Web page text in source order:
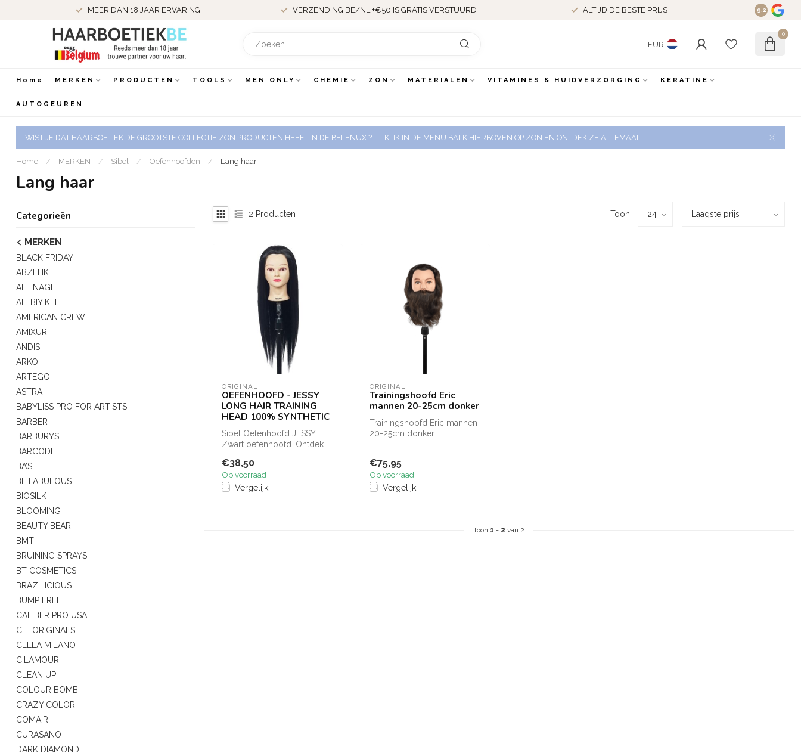
MEER DAN 18 JAAR ERVARING VERZENDING BE/NL +€50 IS GRATIS VERSTUURD ALTIJD DE BESTE PRIJS 9.2
EUR
0
Home MERKEN PRODUCTEN TOOLS MEN ONLY CHEMIE ZON MATERIALEN VITAMINES & HUIDVERZORGING KERATINE
AUTOGEUREN
WIST JE DAT HAARBOETIEK DE GROOTSTE COLLECTIE ZON PRODUCTEN HEEFT IN DE BELENUX ? ..... KLIK IN DE MENU BALK HIERBOVEN OP ZON EN ONTDEK ZE ALLEMAAL
Home / MERKEN / Sibel / Oefenhoofden / Lang haar
Lang haar
Categorieën
MERKEN
BLACK FRIDAY
ABZEHK
AFFINAGE
ALI BIYIKLI
AMERICAN CREW
AMIXUR
ANDIS
ARKO
ARTEGO
ASTRA
BABYLISS PRO FOR ARTISTS
BARBER
BARBURYS
BARCODE
BA’SIL
BE FABULOUS
BIOSILK
BLOOMING
BEAUTY BEAR
BMT
BRUINING SPRAYS
BT COSMETICS
BRAZILICIOUS
BUMP FREE
CALIBER PRO USA
CHI ORIGINALS
CELLA MILANO
CILAMOUR
CLEAN UP
COLOUR BOMB
CRAZY COLOR
COMAIR
CURASANO
DARK DIAMOND
2 Producten Toon:
ORIGINAL
OEFENHOOFD - JESSY
LONG HAIR TRAINING
HEAD 100% SYNTHETIC
Sibel Oefenhoofd JESSY
Zwart oefenhoofd. Ontdek
goedkoop o...
€38,50
Op voorraad
Vergelijk
ORIGINAL
Trainingshoofd Eric
mannen 20-25cm donker
Trainingshoofd Eric mannen
20-25cm donker
€75,95
Op voorraad
Vergelijk
Toon 1 - 2 van 2